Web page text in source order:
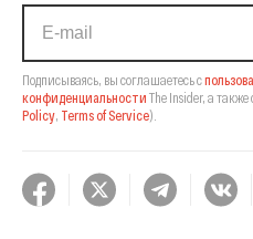
Подписываясь, вы соглашаетесь с
конфиденциальности The Insider, а также
Policy, Terms of Service).